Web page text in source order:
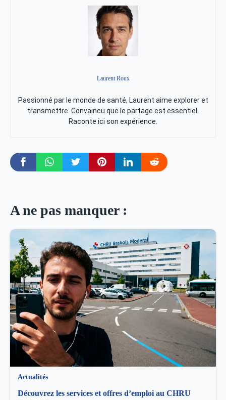
Laurent Roux
Passionné par le monde de santé, Laurent aime explorer et
transmettre. Convaincu que le partage est essentiel.
Raconte ici son expérience.
A ne pas manquer :
Actualités
Découvrez les services et offres d’emploi au CHRU